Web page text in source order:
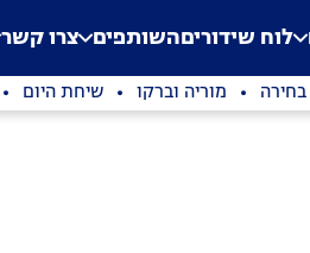
.
לוח שידוריםהשותפים צרו קשר
בחירה מוריה וברקו שיחת היום